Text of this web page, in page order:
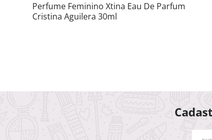
Perfume Feminino Xtina Eau De Parfum
Cristina Aguilera 30ml